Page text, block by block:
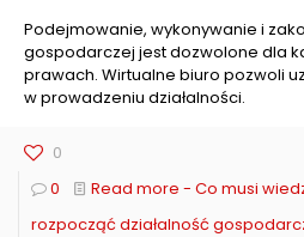
Podejmowanie, wykonywanie i
gospodarczej jest dozwolone dla
prawach. Wirtualne biuro pozwoli
w prowadzeniu działalności.
0
0
Read more - Co musi
rozpocząć działalność